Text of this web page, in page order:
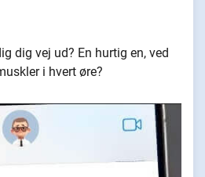
dig vej ud? En hurtig en, ved
i hvert øre?